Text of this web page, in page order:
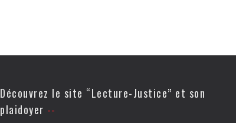
Découvrez le site “Lecture-Justice” et son
plaidoyer